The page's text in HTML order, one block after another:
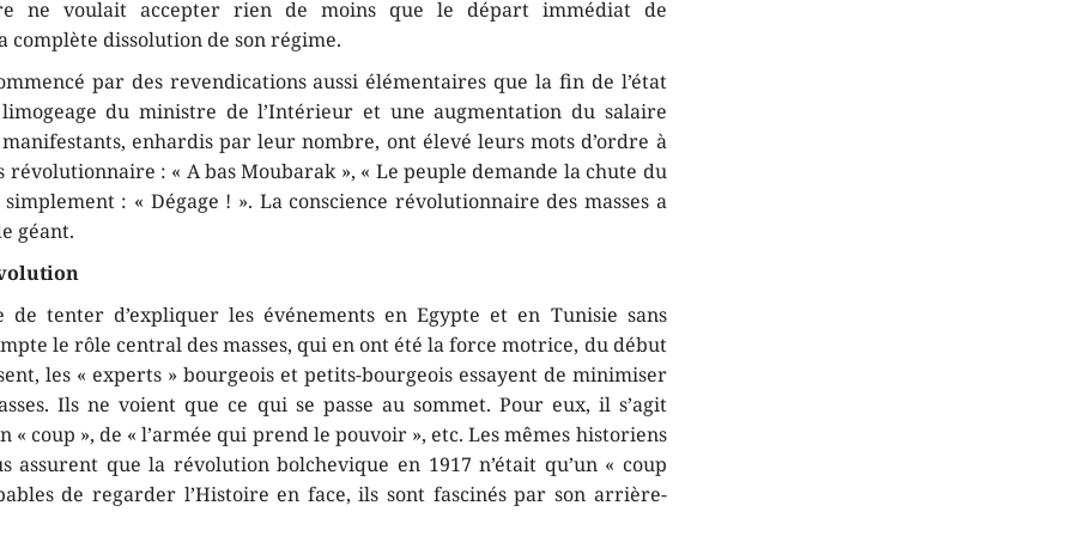
ne voulait accepter rien de moins que le départ immédiat de
complète dissolution de son régime.
par des revendications aussi élémentaires que la fin de l’état
limogeage du ministre de l’Intérieur et une augmentation du salaire
enhardis par leur nombre, ont élevé leurs mots d’ordre à
révolutionnaire : « A bas Moubarak », « Le peuple demande la chute du
: « Dégage ! ». La conscience révolutionnaire des masses a
géant.
tenter d’expliquer les événements en Egypte et en Tunisie sans
le rôle central des masses, qui en ont été la force motrice, du début
les « experts » bourgeois et petits-bourgeois essayent de minimiser
Ils ne voient que ce qui se passe au sommet. Pour eux, il s’agit
« coup », de « l’armée qui prend le pouvoir », etc. Les mêmes historiens
assurent que la révolution bolchevique en 1917 n’était qu’un « coup
de regarder l’Histoire en face, ils sont fascinés par son arrière-